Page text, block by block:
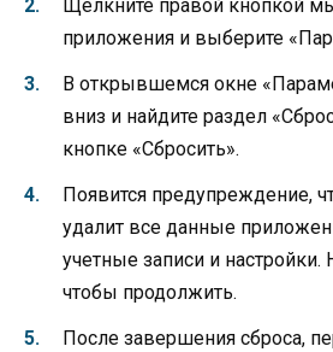
Щелкните правой кнопкой
приложения и выберите
В открывшемся окне
вниз и найдите раздел
кнопке «Сбросить».
Появится предупреждение,
удалит все данные
учетные записи и
чтобы продолжить.
После завершения сброса,